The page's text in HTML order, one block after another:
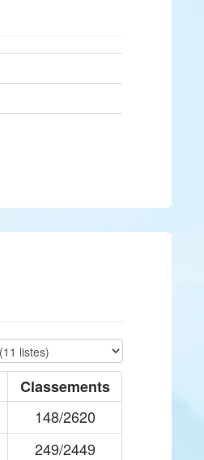
Classements
148/2620
249/2449